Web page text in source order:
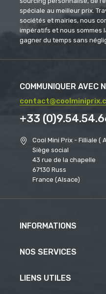
spéciale au meilleur prix.
sociétés et mairies, nous
impératifs et nous sommes
gagner du temps sans
COMMUNIQUER AVEC
+33
Cool Mini Prix - Filliale (
Siège social
43 rue de la chapelle
67130 Russ
France (Alsace)
INFORMATIONS
NOS SERVICES
LIENS UTILES